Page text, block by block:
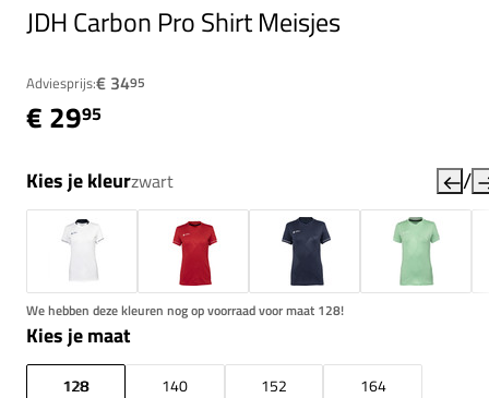
JDH Carbon Pro Shirt Meisjes
Adviesprijs:€ 3495
€ 2995
Kies je kleurzwart /
We hebben deze kleuren nog op voorraad voor maat 128!
Kies je maat
128 140 152
164